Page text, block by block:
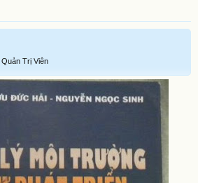
Quản Trị Viên